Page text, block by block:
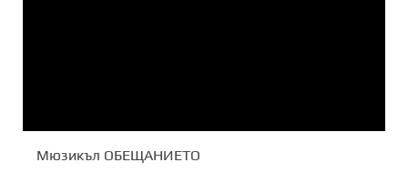
Мюзикъл ОБЕЩАНИЕТО